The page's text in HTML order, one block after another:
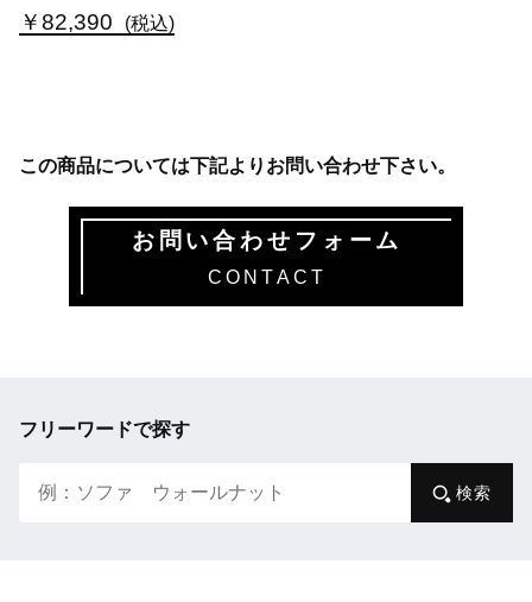
￥82,390 (税込)
この商品については下記よりお問い合わせ下さい。
お問い合わせフォーム
CONTACT
フリーワードで探す
検索